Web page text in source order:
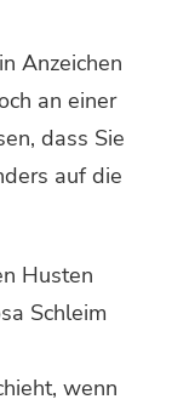
Anzeichen
an einer
dass Sie
auf die
Husten
Schleim
wenn